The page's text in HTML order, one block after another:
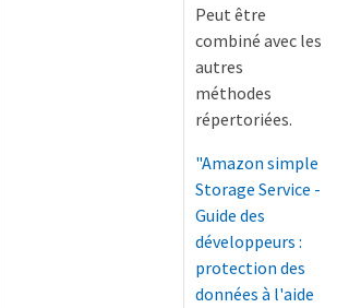
Peut être
combiné avec les
autres
méthodes
répertoriées.
"Amazon simple
Storage Service -
Guide des
développeurs :
protection des
données à l'aide